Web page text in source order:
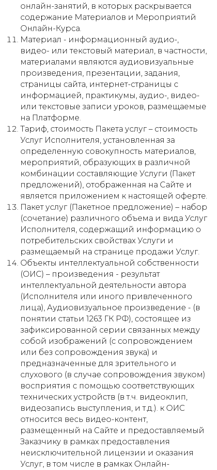
онлайн-занятий, в которых раскрывается
содержание Материалов и Мероприятий
Онлайн-Курса.
Материал - информационный аудио-,
видео- или текстовый материал, в частности,
материалами являются аудиовизуальные
произведения, презентации, задания,
страницы сайта, интернет-страницы с
информацией, практикумы, аудио-, видео-
или текстовые записи уроков, размещаемые
на Платформе.
Тариф, стоимость Пакета услуг – стоимость
Услуг Исполнителя, установленная за
определенную совокупность материалов,
мероприятий, образующих в различной
комбинации составляющие Услуги (Пакет
предложений), отображенная на Сайте и
является приложением к настоящей оферте.
Пакет услуг (Пакетное предложение) – набор
(сочетание) различного объема и вида Услуг
Исполнителя, содержащий информацию о
потребительских свойствах Услуги и
размещаемый на странице продажи Услуг.
Объекты интеллектуальной собственности
(ОИС) – произведения - результат
интеллектуальной деятельности автора
(Исполнителя или иного привлеченного
лица), Аудиовизуальное произведение - (в
понятии статьи 1263 ГК РФ), состоящее из
зафиксированной серии связанных между
собой изображений (с сопровождением
или без сопровождения звука) и
предназначенные для зрительного и
слухового (в случае сопровождения звуком)
восприятия с помощью соответствующих
технических устройств (в т.ч. видеоклип,
видеозапись выступления, и т.д.). к ОИС
относится весь видео-контент,
размещенный на Сайте и предоставляемый
Заказчику в рамках предоставления
неисключительной лицензии и оказания
Услуг, в том числе в рамках Онлайн-